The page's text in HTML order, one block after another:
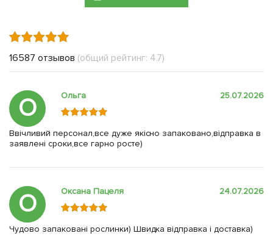
16587 отзывов (общий рейтинг: 4.7)
О Ольга 25.07.2026
Ввічливий персонал,все дуже якісно запаковано,відправка в
заявлені сроки,все гарно росте)
О Оксана Пацеля 24.07.2026
Чудово запаковані рослинки) Швидка відправка і доставка)